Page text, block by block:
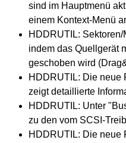
sind im Hauptmenü
einem Kontext-Menü
HDDRUTIL:
indem das Quellgerät
geschoben wird
HDDRUTIL: Die neue
zeigt detaillierte
HDDRUTIL: Unter
zu den vom SCSI-
HDDRUTIL: Die neue